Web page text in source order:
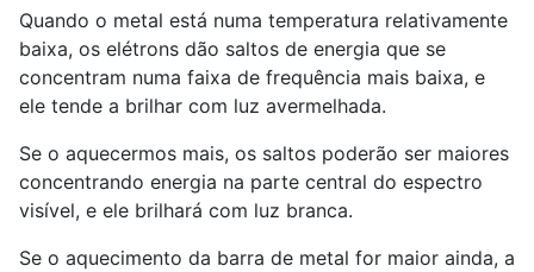
Quando o metal está numa temperatura relativamente
baixa, os elétrons dão saltos de energia que se
concentram numa faixa de frequência mais baixa, e
ele tende a brilhar com luz avermelhada.
Se o aquecermos mais, os saltos poderão ser maiores
concentrando energia na parte central do espectro
visível, e ele brilhará com luz branca.
Se o aquecimento da barra de metal for maior ainda, a